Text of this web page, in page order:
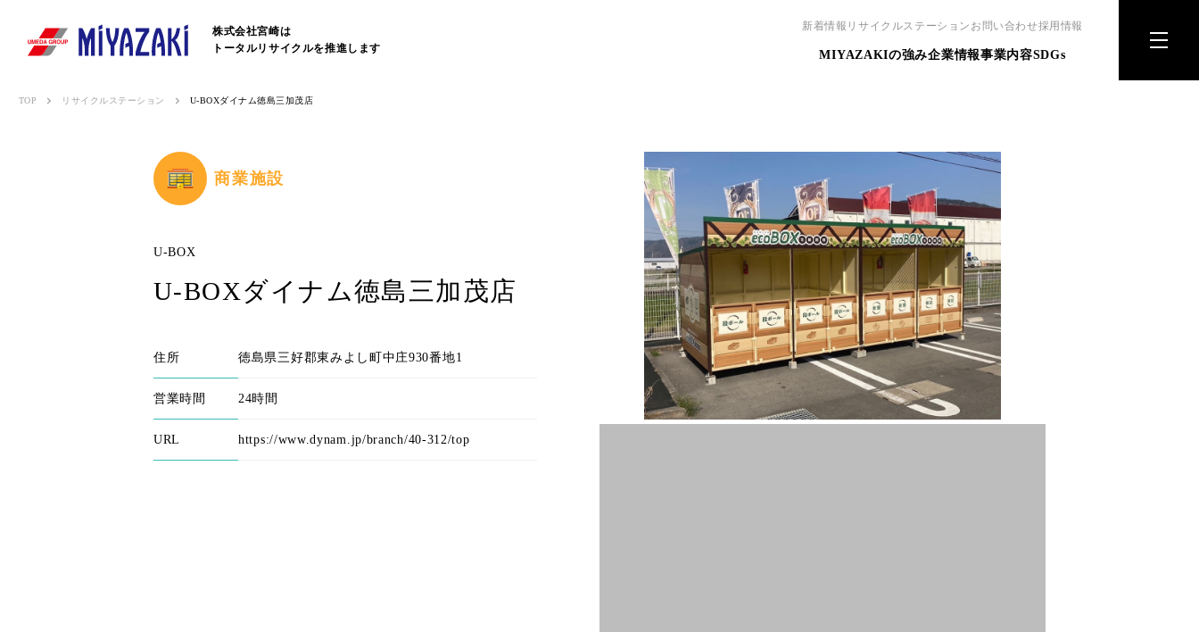
株式会社宮崎は
トータルリサイクルを推進します
新着情報 リサイクルステーション お問い合わせ採用情報
MIYAZAKIの強み企業情報事業内容SDGs
TOP リサイクルステーション U-BOXダイナム徳島三加茂店
商業施設
U-BOX
U-BOXダイナム徳島三加茂店
住所 徳島県三好郡東みよし町中庄930番地1
営業時間 24時間
URL https://www.dynam.jp/branch/40-312/top